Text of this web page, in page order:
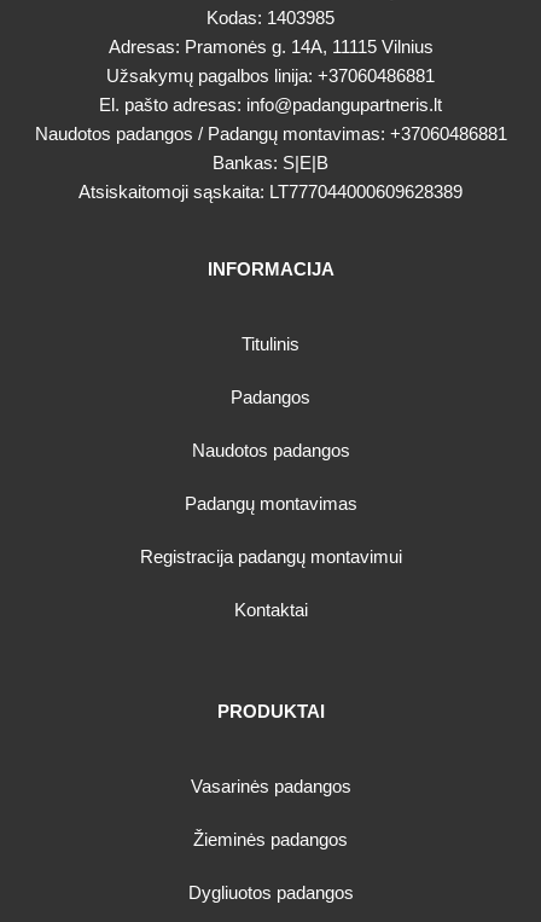
Kodas: 1403985
Adresas: Pramonės g. 14A, 11115 Vilnius
Užsakymų pagalbos linija: +37060486881
El. pašto adresas: info@padangupartneris.lt
Naudotos padangos / Padangų montavimas: +37060486881
Bankas: S|E|B
Atsiskaitomoji sąskaita: LT777044000609628389
INFORMACIJA
Titulinis
Padangos
Naudotos padangos
Padangų montavimas
Registracija padangų montavimui
Kontaktai
PRODUKTAI
Vasarinės padangos
Žieminės padangos
Dygliuotos padangos